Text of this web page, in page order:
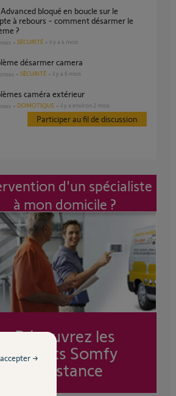
à rebours - comment désarmer le
?
SÉCURITÉ il y a 4 mois
désarmer camera
SÉCURITÉ il y a 6 mois
caméra extérieur
DOMOTIQUE il y a environ 2 mois
Participer au fil de discussion
d'un spécialiste
à mon domicile ?
Découvrez les
forfaits Somfy
Assistance
→